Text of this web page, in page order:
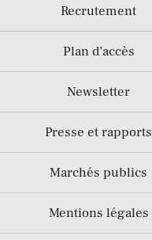
Recrutement
Plan d’accès
Newsletter
Presse et rapports
Marchés publics
Mentions légales